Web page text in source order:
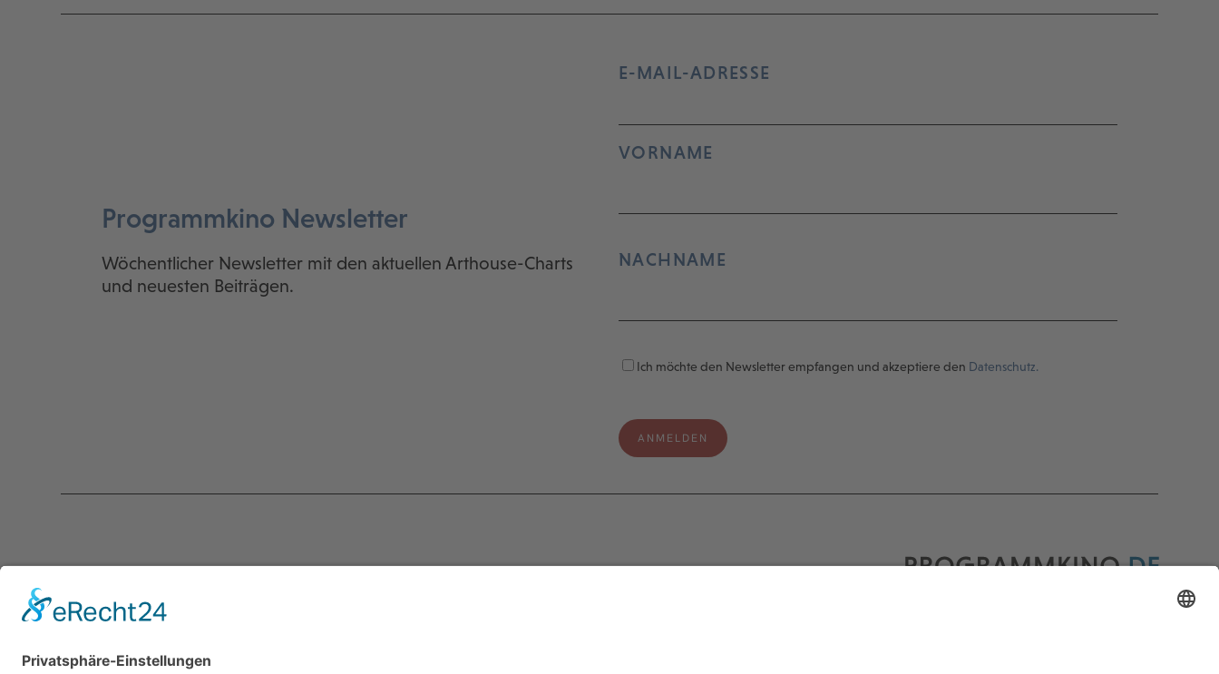
Programmkino Newsletter
Wöchentlicher Newsletter mit den aktuellen Arthouse-Charts
und neuesten Beiträgen.
E-MAIL-ADRESSE
VORNAME
NACHNAME
Ich möchte den Newsletter empfangen und akzeptiere den Datenschutz.
℅ AG Kino - Gilde deutscher